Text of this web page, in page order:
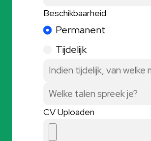
Beschikbaarheid
Permanent
Tijdelijk
CV Uploaden